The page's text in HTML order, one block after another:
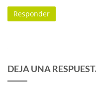
Responder
DEJA UNA